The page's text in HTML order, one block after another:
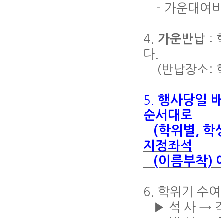
- 가운대여
4. 가운반납 :
다.
(반납장소:
5. 행사당일
순서대로
(학위별, 학
지정좌석
(이름부착)
6. 학위기 수
▶ 석 사 → 각